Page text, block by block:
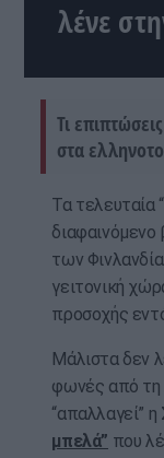
λένε
Τι
στα
Τα τελευταία
διαφαινόμενο
των
γειτονική
προσοχής
Μάλιστα δεν
φωνές από τη
“απαλλαγεί”
μπελά” που